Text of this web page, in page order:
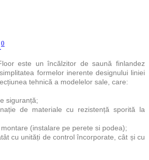
0
este un încălzitor de saună finlandez
formelor inerente designului liniei
tehnică a modelelor sale, care:
siguranță;
de materiale cu rezistență sporită la
(instalare pe perete si podea);
cu unități de control încorporate, cât și cu